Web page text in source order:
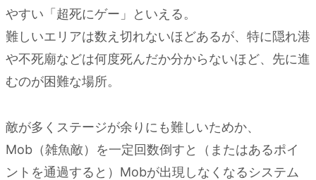
やすい「超死にゲー」といえる。
難しいエリアは数え切れないほどあるが、特に隠れ港
や不死廟などは何度死んだか分からないほど、先に進
むのが困難な場所。
敵が多くステージが余りにも難しいためか、
Mob（雑魚敵）を一定回数倒すと（またはあるポイ
ントを通過すると）Mobが出現しなくなるシステム